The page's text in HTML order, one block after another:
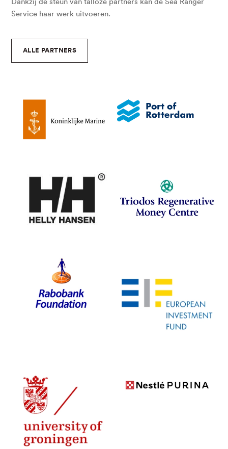
Dankzij de steun van talloze partners kan de Sea Ranger
Service haar werk uitvoeren.
ALLE PARTNERS